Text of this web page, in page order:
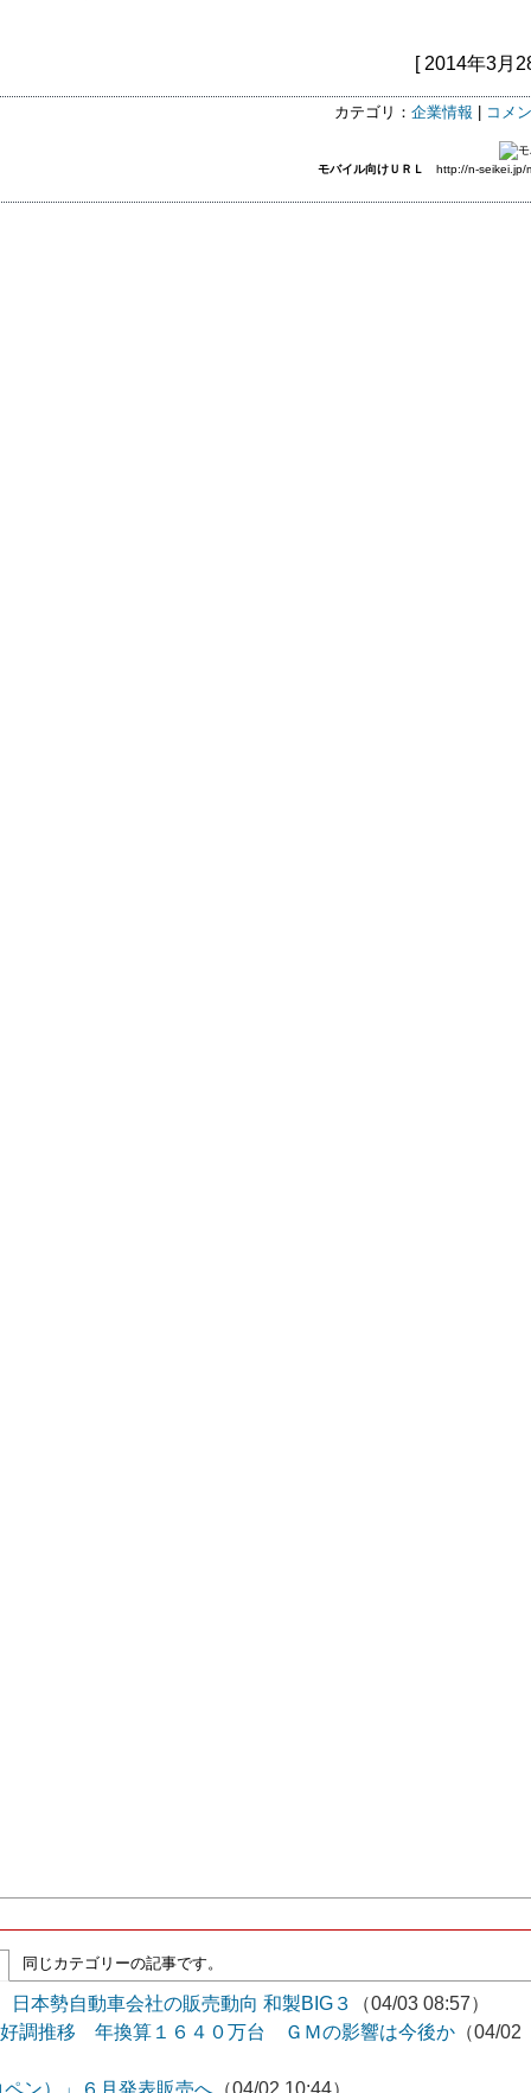
[ 2014年3月
カテゴリ： 企業情報 コメ
モバイル向けＵＲＬ http://n-seikei.jp/
同じカテゴリーの記事です。
本勢自動車会社の販売動向 和製BIG３
（04/03 08:57）
好調推移 年換算１６４０万台 ＧＭの影響は今後か （04/02